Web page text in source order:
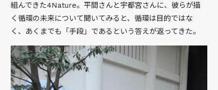
組んできた4Nature。平間さんと宇都宮さんに、彼らが描
く循環の未来について聞いてみると、循環は目的ではな
く、あくまでも「手段」であるという答えが返ってきた。